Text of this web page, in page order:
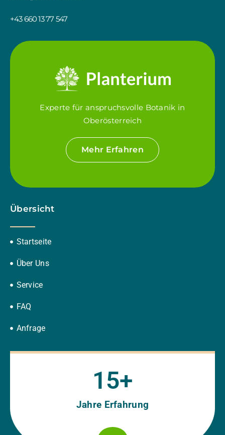
+43 660 13 77 547
Experte für anspruchsvolle Botanik in
Oberösterreich
Mehr Erfahren
Übersicht
Startseite
Über Uns
Service
FAQ
Anfrage
Jahre Erfahrung
15+